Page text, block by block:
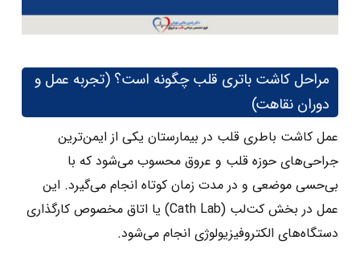
مراحل کاشت باتری قلب چگونه است؟ (تجربه عمل و
دوران نقاهت)
عمل کاشت باطری قلب در بیمارستان یکی از ایمن‌ترین
جراحی‌های حوزه قلب و عروق محسوب می‌شود که با
بی‌حسی موضعی و در مدت زمان کوتاه انجام می‌گیرد. این
عمل در بخش کت‌لب (Cath Lab) یا اتاق مخصوص کارگذاری
دستگاه‌های الکتروفیزیولوژی انجام می‌شود.